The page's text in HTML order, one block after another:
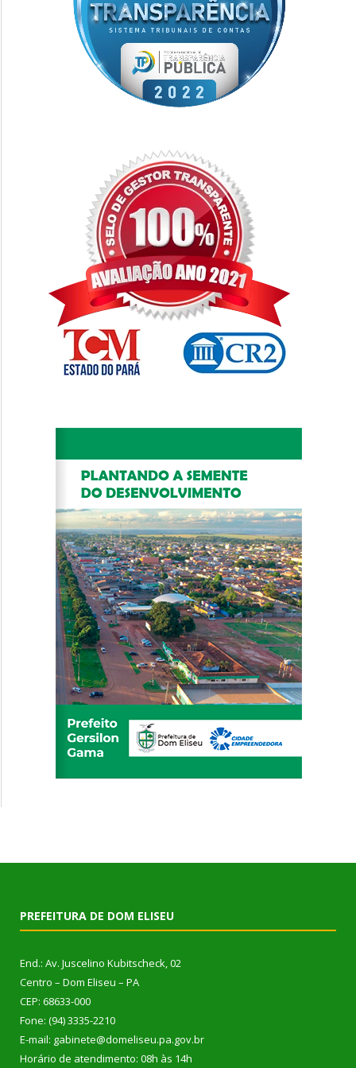
PREFEITURA DE DOM ELISEU
End.: Av. Juscelino Kubitscheck, 02
Centro – Dom Eliseu – PA
CEP: 68633-000
Fone: (94) 3335-2210
E-mail: gabinete@domeliseu.pa.gov.br
Horário de atendimento: 08h às 14h